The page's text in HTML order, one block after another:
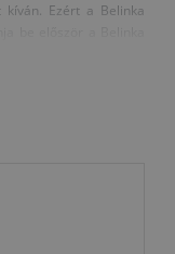
Ezért a Belinka
védelmet és szép
termékünket is. Ha
várjon 3 napot, hogy a
2-3 réteg (először